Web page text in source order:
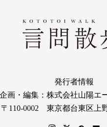
発行者情報
企画・編集：株式会社山陽エ
〒110-0002 東京都台東区上